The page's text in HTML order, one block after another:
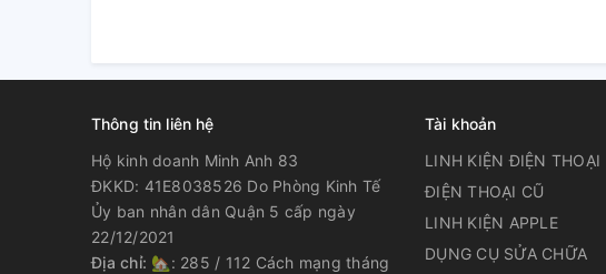
Thông tin liên hệ
Hộ kinh doanh Minh Anh 83
ĐKKD: 41E8038526 Do Phòng Kinh Tế
Ủy ban nhân dân Quận 5 cấp ngày
22/12/2021
Địa chỉ: 🏡: 285 / 112 Cách mạng tháng
Tài khoản
LINH KIỆN ĐIỆN THOẠI
ĐIỆN THOẠI CŨ
LINH KIỆN APPLE
DỤNG CỤ SỬA CHỮA